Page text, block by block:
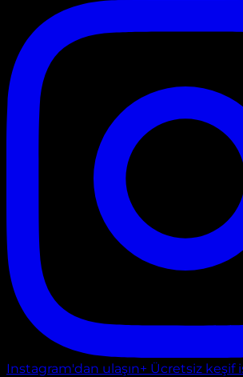
Instagram'dan ulaşın+ Ücretsiz keşif